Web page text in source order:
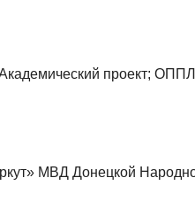
проект;
МВД Донецкой